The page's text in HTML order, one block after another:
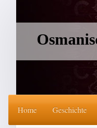
Home Geschichte